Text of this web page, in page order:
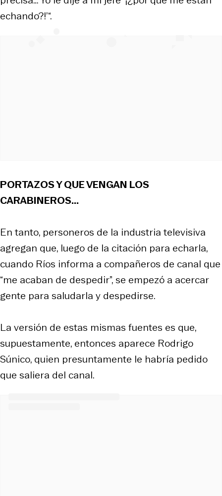
echando?!’“.
PORTAZOS Y QUE VENGAN LOS
CARABINEROS...
En tanto, personeros de la industria televisiva
agregan que, luego de la citación para echarla,
cuando Ríos informa a compañeros de canal que
“me acaban de despedir”, se empezó a acercar
gente para saludarla y despedirse.
La versión de estas mismas fuentes es que,
supuestamente, entonces aparece Rodrigo
Súnico, quien presuntamente le habría pedido
que saliera del canal.